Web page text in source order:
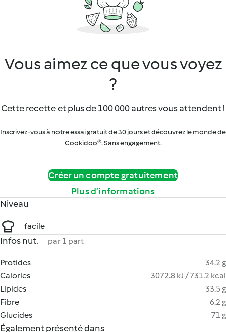
Vous aimez ce que vous voyez
?
Cette recette et plus de 100 000 autres vous attendent !
Inscrivez-vous à notre essai gratuit de 30 jours et découvrez le monde de
Cookidoo®. Sans engagement.
Créer un compte gratuitement
Plus d’informations
Niveau
facile
Infos nut. par 1 part
Protides
34.2 g
Calories
3072.8 kJ / 731.2 kcal
Lipides
33.5 g
Fibre
6.2 g
Glucides
71 g
Également présenté dans